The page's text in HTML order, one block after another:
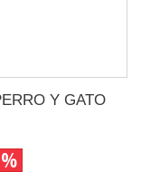
Y GATO